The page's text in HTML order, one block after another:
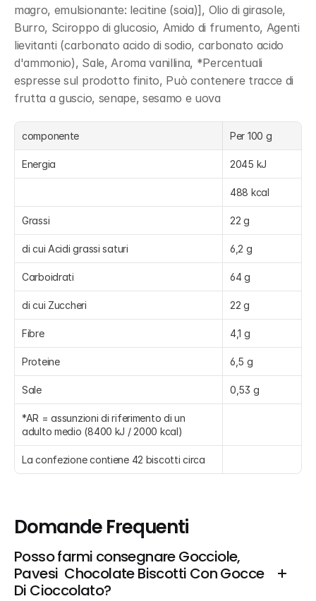
magro, emulsionante: lecitine (soia)], Olio di girasole,
Burro, Sciroppo di glucosio, Amido di frumento, Agenti
lievitanti (carbonato acido di sodio, carbonato acido
d'ammonio), Sale, Aroma vanillina, *Percentuali
espresse sul prodotto finito, Può contenere tracce di
frutta a guscio, senape, sesamo e uova
componente Per 100 g
Energia 2045 kJ
488 kcal
Grassi 22 g
di cui Acidi grassi saturi 6,2 g
Carboidrati 64 g
di cui Zuccheri 22 g
Fibre 4,1 g
Proteine 6,5 g
Sale 0,53 g
*AR = assunzioni di riferimento di un
adulto medio (8400 kJ / 2000 kcal)
La confezione contiene 42 biscotti circa
Domande Frequenti
Posso farmi consegnare Gocciole,
Pavesi  Chocolate Biscotti Con Gocce
Di Cioccolato?